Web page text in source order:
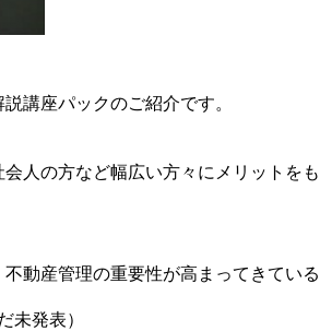
講座パックのご紹介です。
人の方など幅広い方々にメリットをも
動産管理の重要性が高まってきてい
未発表）